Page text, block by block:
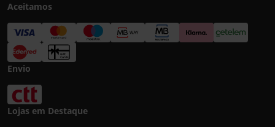
Aceitamos
Envio
Lojas em Destaque